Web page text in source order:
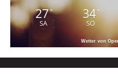
27°
SA
34°
SO
Wetter von